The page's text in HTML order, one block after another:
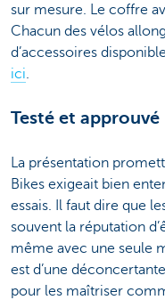
sur mesure. Le coffre
Chacun des vélos
d’accessoires
ici.
Testé et approuvé
La présentation
Bikes exigeait bien
essais. Il faut dire que
souvent la réputation
même avec une seule
est d’une
pour les maîtriser